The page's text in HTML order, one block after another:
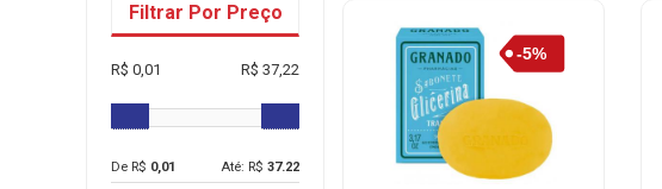
Filtrar Por Preço
R$ 0,01 R$ 37,22
De R$ 0,01 Até: R$ 37.22